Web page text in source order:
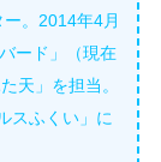
。2014年4月
ード」（現在
天」を担当。
スふくい」に